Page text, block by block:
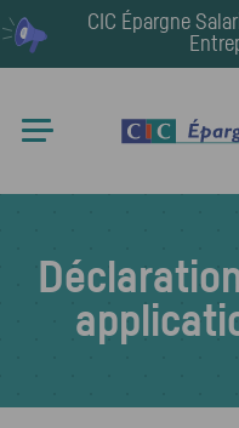
CIC Épargne